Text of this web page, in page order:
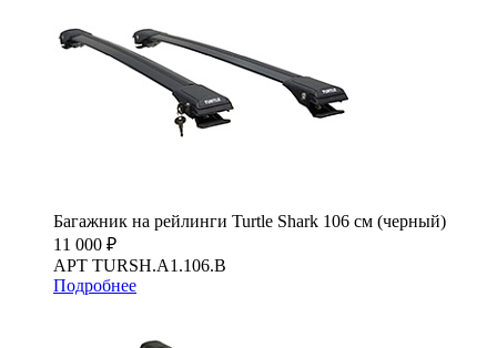
Багажник на рейлинги Turtle Shark 106 см (черный)
11 000 ₽
АРТ TURSH.A1.106.B
Подробнее